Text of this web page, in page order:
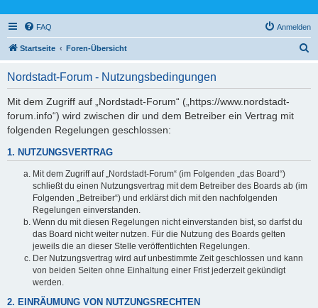
FAQ Anmelden
Startseite Foren-Übersicht
Nordstadt-Forum - Nutzungsbedingungen
Mit dem Zugriff auf „Nordstadt-Forum“ („https://www.nordstadt-
forum.info“) wird zwischen dir und dem Betreiber ein Vertrag mit
folgenden Regelungen geschlossen:
1. NUTZUNGSVERTRAG
Mit dem Zugriff auf „Nordstadt-Forum“ (im Folgenden „das Board“)
schließt du einen Nutzungsvertrag mit dem Betreiber des Boards ab (im
Folgenden „Betreiber“) und erklärst dich mit den nachfolgenden
Regelungen einverstanden.
Wenn du mit diesen Regelungen nicht einverstanden bist, so darfst du
das Board nicht weiter nutzen. Für die Nutzung des Boards gelten
jeweils die an dieser Stelle veröffentlichten Regelungen.
Der Nutzungsvertrag wird auf unbestimmte Zeit geschlossen und kann
von beiden Seiten ohne Einhaltung einer Frist jederzeit gekündigt
werden.
2. EINRÄUMUNG VON NUTZUNGSRECHTEN